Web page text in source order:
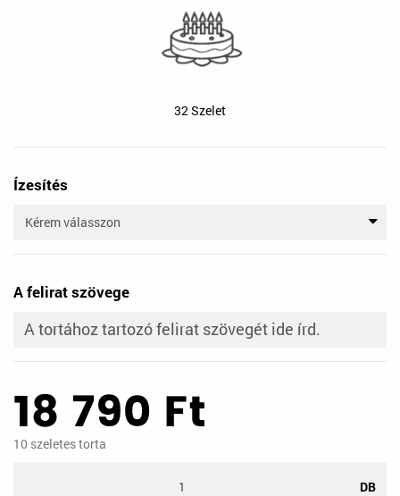
32 Szelet
Ízesítés
A felirat szövege
18 790 Ft
10 szeletes torta
DB